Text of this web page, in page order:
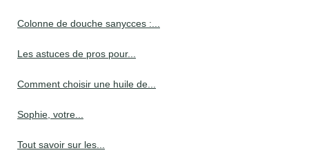
Colonne de douche sanycces :...
Les astuces de pros pour...
Comment choisir une huile de...
Sophie, votre...
Tout savoir sur les...